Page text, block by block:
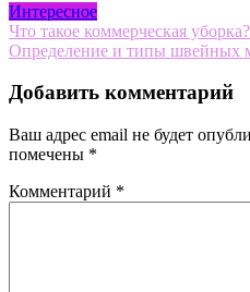
Интересное
Навигация
по
записям
Что такое коммерческая уборка?
Определение и типы швейных
Добавить комментарий
Ваш адрес email не будет
помечены *
Комментарий *